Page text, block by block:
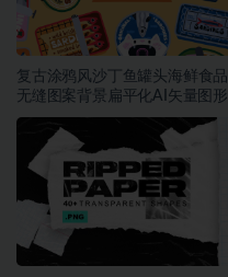
复古涂鸦风沙丁鱼罐头海鲜食品
无缝图案背景扁平化AI矢量图形
素材